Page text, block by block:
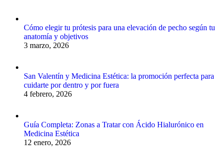
Cómo elegir tu prótesis para una elevación de pecho según tu
anatomía y objetivos
3 marzo, 2026
San Valentín y Medicina Estética: la promoción perfecta para
cuidarte por dentro y por fuera
4 febrero, 2026
Guía Completa: Zonas a Tratar con Ácido Hialurónico en
Medicina Estética
12 enero, 2026